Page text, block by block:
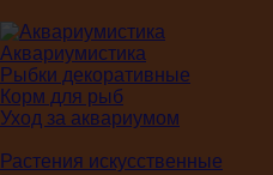
Аквариумистика
Рыбки декоративные
Корм для рыб
Уход за аквариумом
Растения искусственные